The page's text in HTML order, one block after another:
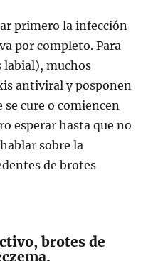
primero la infección
por completo. Para
labial), muchos
antiviral y posponen
cure o comiencen
esperar hasta que no
sobre la
de brotes
brotes de